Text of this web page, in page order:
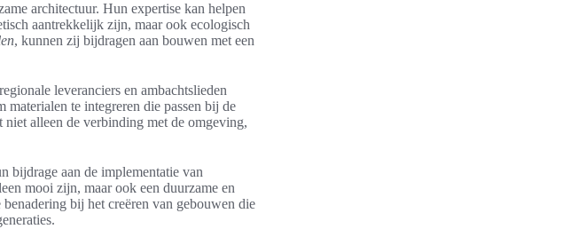
architectuur. Hun expertise kan helpen
aantrekkelijk zijn, maar ook ecologisch
, kunnen zij bijdragen aan bouwen met een
leveranciers en ambachtslieden
te integreren die passen bij de
niet alleen de verbinding met de omgeving,
bijdrage aan de implementatie van
mooi zijn, maar ook een duurzame en
bij het creëren van gebouwen die